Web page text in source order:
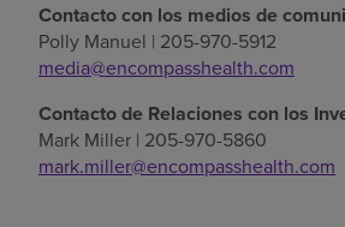
Contacto con los medios de
Polly Manuel | 205-970-5912
media@encompasshealth.com
Contacto de Relaciones con los
Mark Miller | 205-970-5860
mark.miller@encompasshealth.com